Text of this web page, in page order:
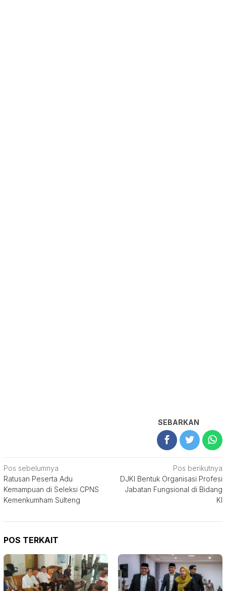
SEBARKAN
Navigasi
pos
Pos sebelumnya
Ratusan Peserta Adu
Kemampuan di Seleksi CPNS
Kemenkumham Sulteng
Pos berikutnya
DJKI Bentuk Organisasi Profesi
Jabatan Fungsional di Bidang
KI
POS TERKAIT